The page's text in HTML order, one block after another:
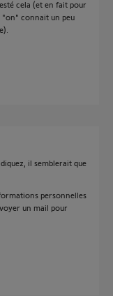
cela (et en fait pour
"on" connait un peu
il semblerait que
personnelles
un mail pour